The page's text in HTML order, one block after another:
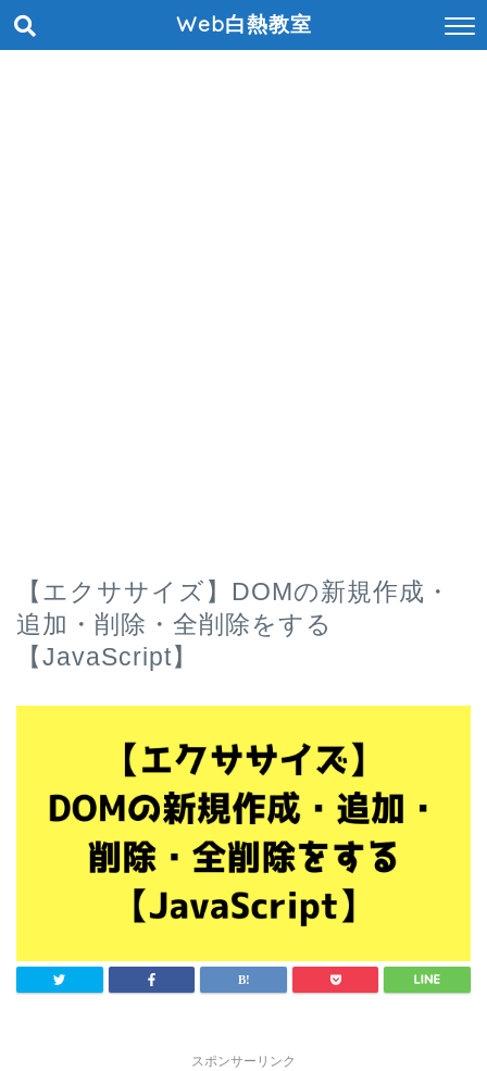
Web白熱教室
【エクササイズ】DOMの新規作成・
追加・削除・全削除をする
【JavaScript】
スポンサーリンク